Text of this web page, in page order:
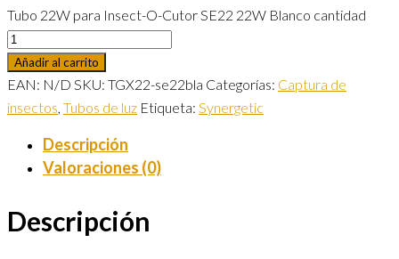
Tubo 22W para Insect-O-Cutor SE22 22W Blanco cantidad
Añadir al carrito
EAN: N/D SKU: TGX22-se22bla Categorías: Captura de
insectos, Tubos de luz Etiqueta: Synergetic
Descripción
Valoraciones (0)
Descripción